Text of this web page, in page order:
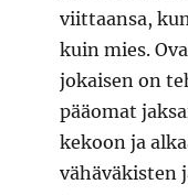
viittaansa,
kuin mies.
jokaisen on
pääomat
kekoon ja
vähäväkisten